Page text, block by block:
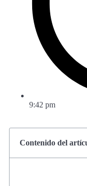
9:42 pm
Contenido del